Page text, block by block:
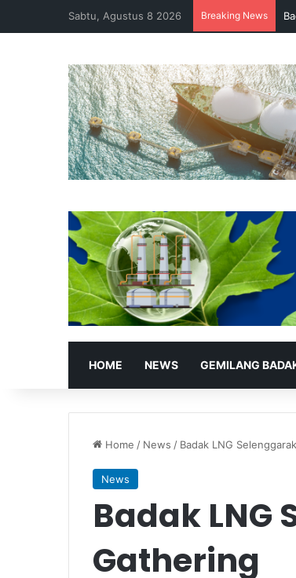
Sabtu, Agustus 8 2026 Breaking News
HOME NEWS GEMILANG
Home / News / Badak LNG
News
Badak LNG
Gathering